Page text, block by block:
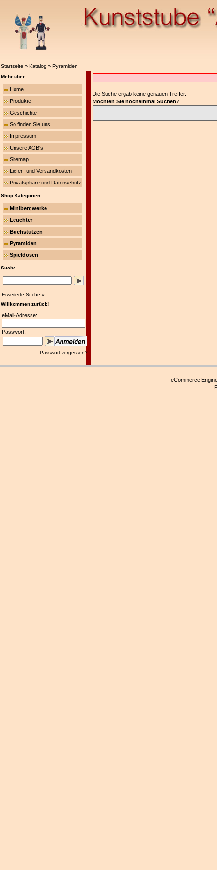
Startseite » Katalog » Pyramiden
Mehr über...
Home
Produkte
Geschichte
So finden Sie uns
Impressum
Unsere AGB's
Sitemap
Liefer- und Versandkosten
Privatsphäre und Datenschutz
Shop Kategorien
Minibergwerke
Leuchter
Buchstützen
Pyramiden
Spieldosen
Suche
Erweiterte Suche »
Willkommen zurück!
eMail-Adresse:
Passwort:
Passwort vergessen?
Die Suche ergab keine genauen Treffer.
Möchten Sie nocheinmal Suchen?
eCommerce